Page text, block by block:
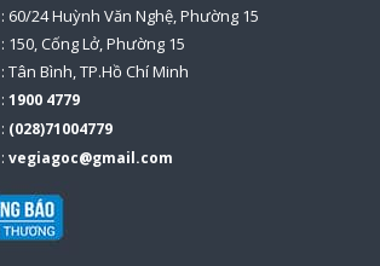
: 60/24 Huỳnh Văn Nghệ, Phường 15
: 150, Cống Lở, Phường 15
: Tân Bình, TP.Hồ Chí Minh
: 1900 4779
: (028)71004779
: vegiagoc@gmail.com